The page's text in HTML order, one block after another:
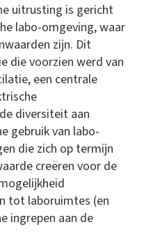
uitrusting is gericht
labo-omgeving, waar
zijn. Dit
die voorzien werd van
een centrale
diversiteit aan
gebruik van labo-
die zich op termijn
creëren voor de
tot laboruimtes (en
ingrepen aan de